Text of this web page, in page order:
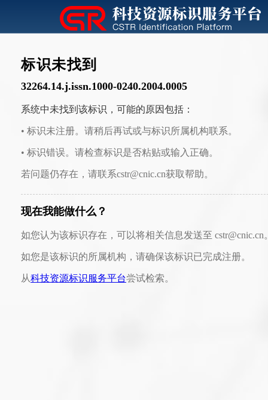
标识未找到
32264.14.j.issn.1000-0240.2004.0005
系统中未找到该标识，可能的原因包括：
• 标识未注册。请稍后再试或与标识所属机构联系。
• 标识错误。请检查标识是否粘贴或输入正确。
若问题仍存在，请联系cstr@cnic.cn获取帮助。
现在我能做什么？
如您认为该标识存在，可以将相关信息发送至 cstr@cnic.cn
如您是该标识的所属机构，请确保该标识已完成注册。
从科技资源标识服务平台尝试检索。